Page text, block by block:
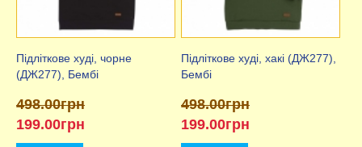
Підліткове худі, чорне
(ДЖ277), Бембі
498.00грн
199.00грн
Підліткове худі, хакі (ДЖ277),
Бембі
498.00грн
199.00грн